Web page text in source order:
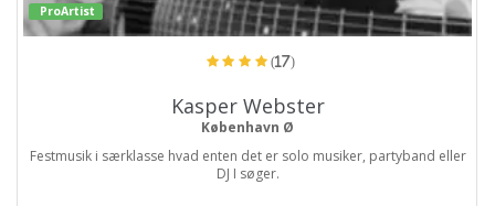
ProArtist
(17)
Kasper Webster
København Ø
Festmusik i særklasse hvad enten det er solo musiker, partyband eller
DJ I søger.